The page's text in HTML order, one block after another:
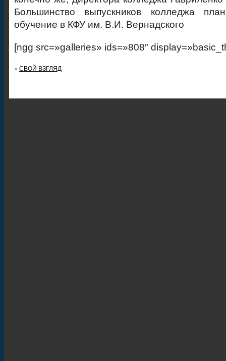
Большинство выпускников колледжа
обучение в КФУ им. В.И. Вернадского
[ngg src=»galleries» ids=»808″
« СВОЙ ВЗГЛЯД